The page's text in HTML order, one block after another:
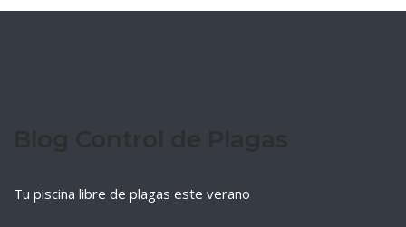
Tu piscina libre de plagas este verano